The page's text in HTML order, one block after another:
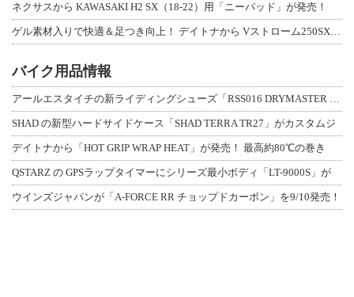
ネクサスから KAWASAKI H2 SX（18-22）用「ニーパッド」が発売！
バイク用品情報
SHAD の新型ハードサイドケース「SHAD TERRA TR27」がカスタムジ
デイトナから「HOT GRIP WRAP HEAT」が発売！ 最高約80℃の巻き
QSTARZ の GPSラップタイマーにシリーズ最小ボディ「LT-9000S」が
ウインズジャパンが「A-FORCE RR チョップドカーボン」を9/10発売！